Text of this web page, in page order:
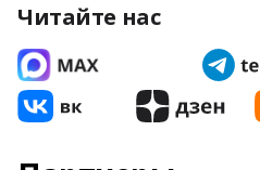
Читайте нас